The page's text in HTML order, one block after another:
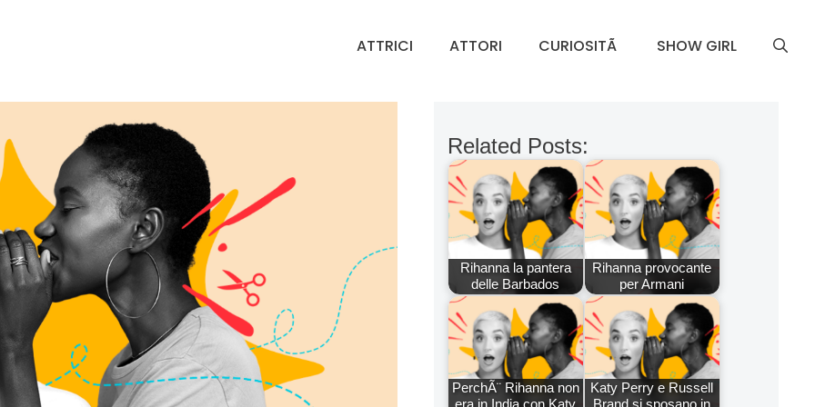
ATTRICI ATTORI CURIOSITÃ SHOW GIRL
Related Posts:
Rihanna la pantera
delle Barbados
Rihanna provocante
per Armani
PerchÃ¨ Rihanna non
Katy Perry e Russell